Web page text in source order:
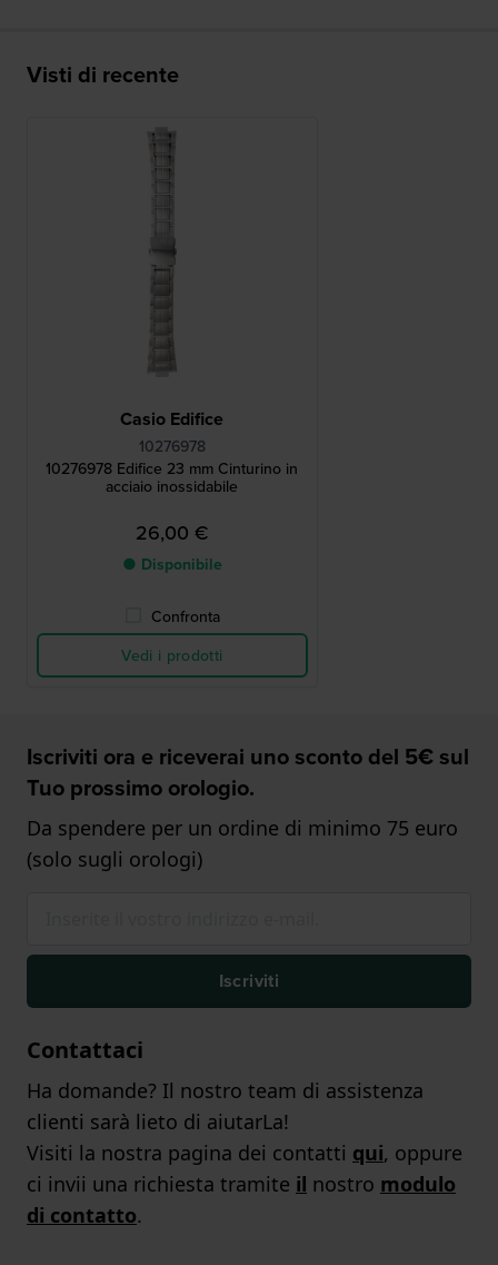
Visti di recente
Casio Edifice
10276978
10276978 Edifice 23 mm Cinturino in
acciaio inossidabile
26,00 €
● Disponibile
Confronta
Vedi i prodotti
Iscriviti ora e riceverai uno sconto del 5€ sul
Tuo prossimo orologio.
Da spendere per un ordine di minimo 75 euro
(solo sugli orologi)
Iscriviti
Contattaci
Ha domande? Il nostro team di assistenza
clienti sarà lieto di aiutarLa!
Visiti la nostra pagina dei contatti qui, oppure
ci invii una richiesta tramite il nostro modulo
di contatto.